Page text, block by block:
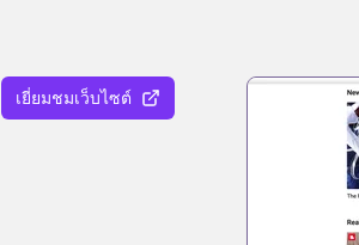
เยี่ยมชมเว็บไซต์